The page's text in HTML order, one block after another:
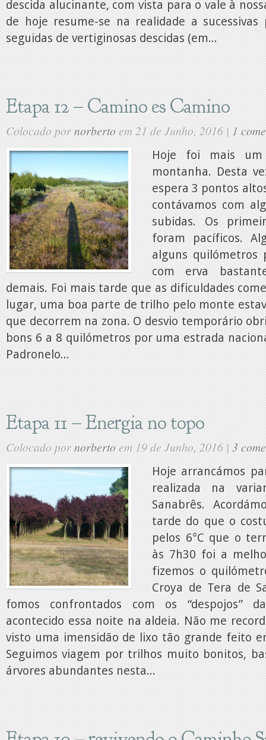
descida alucinante, com vista para o vale à
de hoje resume-se na realidade a
seguidas de vertiginosas descidas (em...
Etapa 12 – Camino es Camino
Colocado pornorberto em 21 de Junho, 2016 | 1
Hoje foi mais
montanha. Desta
espera 3 pontos
contávamos com
subidas. Os
foram pacíficos.
alguns quilómetros
com erva
demais. Foi mais tarde que as dificuldades
lugar, uma boa parte de trilho pelo monte
que decorrem na zona. O desvio temporário
bons 6 a 8 quilómetros por uma estrada
Padronelo...
Etapa 11 – Energia no topo
Colocado pornorbertoem 19 de Junho, 2016 | 3
Hoje arrancámos
realizada na
Sanabrês.
tarde do que o
pelos 6°C que o
às 7h30 foi a
fizemos o
Croya de Tera de
fomos confrontados com os “despojos”
acontecido essa noite na aldeia. Não me
visto uma imensidão de lixo tão grande feito
Seguimos viagem por trilhos muito bonitos,
árvores abundantes nesta...